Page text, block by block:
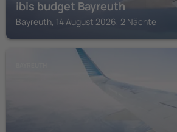
ibis budget Bayreuth
Bayreuth, 14 August 2026, 2 Nächte